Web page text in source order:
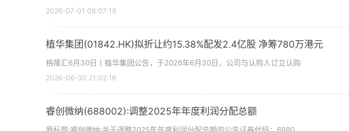
2026-07-01 08:07:19
植华集团(01842.HK)拟折让约15.38%配发2.4亿股 净筹780万港元
格隆汇6月30日丨植华集团公告，于2026年6月30日，公司与认购人订立认购
2026-06-30 21:02:16
睿创微纳(688002):调整2025年年度利润分配总额